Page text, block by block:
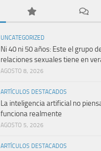
UNCATEGORIZED
Ni 40 ni 50 años: Este el grupo
relaciones sexuales tiene en
AGOSTO 8, 2026
ARTÍCULOS DESTACADOS
La inteligencia artificial no
funciona realmente
AGOSTO 5, 2026
ARTÍCULOS DESTACADOS